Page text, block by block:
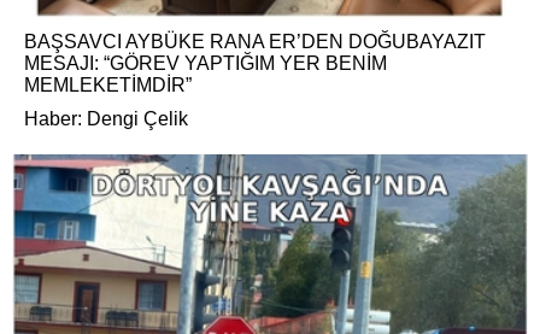
BAŞSAVCI AYBÜKE RANA ER’DEN DOĞUBAYAZIT
MESAJI: “GÖREV YAPTIĞIM YER BENİM
MEMLEKETİMDİR”
Haber: Dengi Çelik